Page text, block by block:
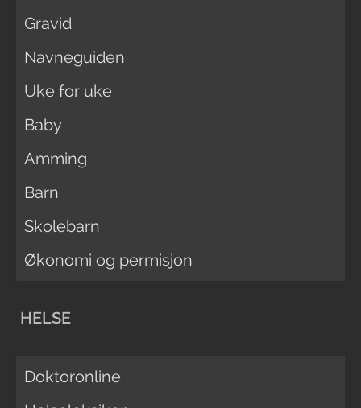
Gravid
Navneguiden
Uke for uke
Baby
Amming
Barn
Skolebarn
Økonomi og permisjon
HELSE
Doktoronline